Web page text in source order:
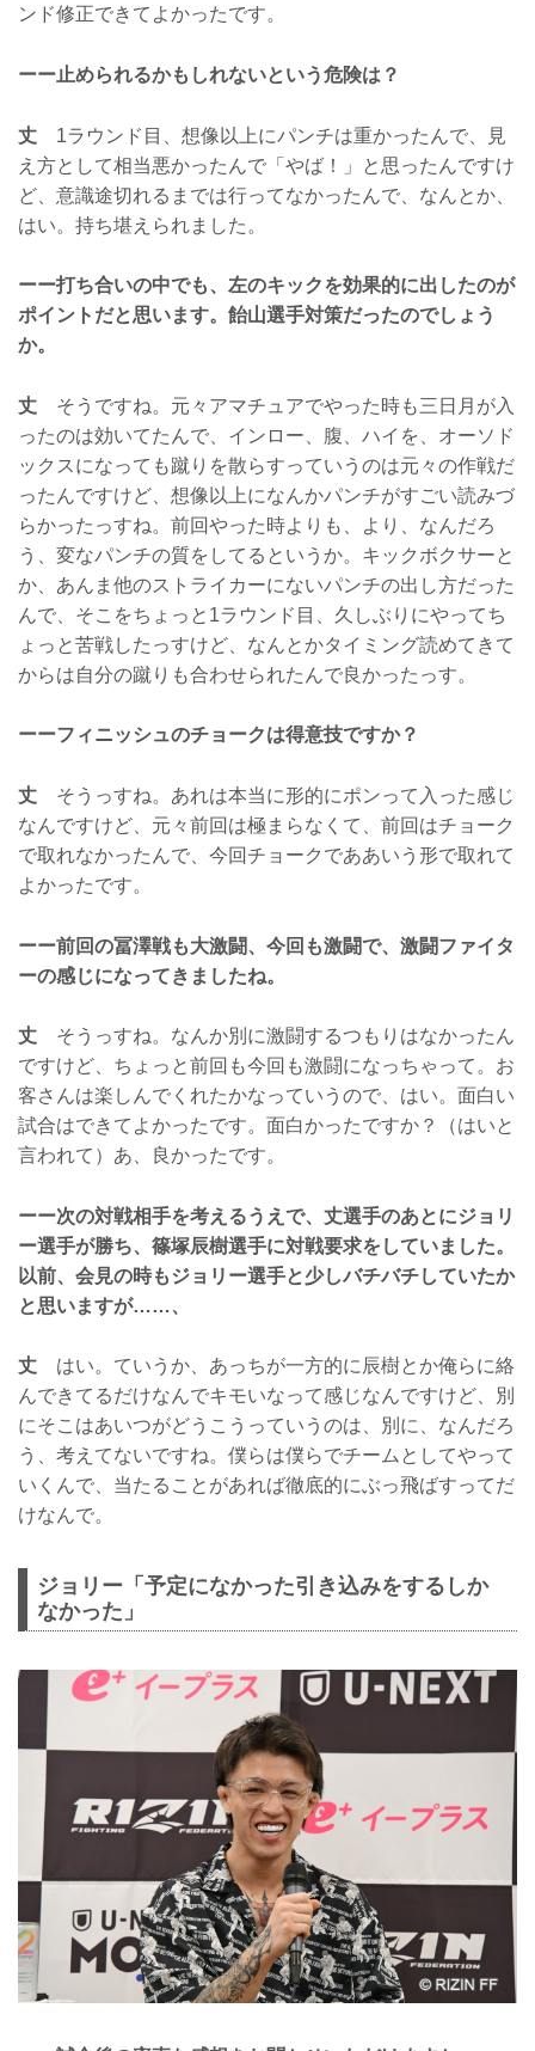
ンド修正できてよかったです。
ーー止められるかもしれないという危険は？
丈 1ラウンド目、想像以上にパンチは重かったんで、見
え方として相当悪かったんで「やば！」と思ったんですけ
ど、意識途切れるまでは行ってなかったんで、なんとか、
はい。持ち堪えられました。
ーー打ち合いの中でも、左のキックを効果的に出したのが
ポイントだと思います。飴山選手対策だったのでしょう
か。
丈 そうですね。元々アマチュアでやった時も三日月が入
ったのは効いてたんで、インロー、腹、ハイを、オーソド
ックスになっても蹴りを散らすっていうのは元々の作戦だ
ったんですけど、想像以上になんかパンチがすごい読みづ
らかったっすね。前回やった時よりも、より、なんだろ
う、変なパンチの質をしてるというか。キックボクサーと
か、あんま他のストライカーにないパンチの出し方だった
んで、そこをちょっと1ラウンド目、久しぶりにやってち
ょっと苦戦したっすけど、なんとかタイミング読めてきて
からは自分の蹴りも合わせられたんで良かったっす。
ーーフィニッシュのチョークは得意技ですか？
丈 そうっすね。あれは本当に形的にポンって入った感じ
なんですけど、元々前回は極まらなくて、前回はチョーク
で取れなかったんで、今回チョークでああいう形で取れて
よかったです。
ーー前回の冨澤戦も大激闘、今回も激闘で、激闘ファイタ
ーの感じになってきましたね。
丈 そうっすね。なんか別に激闘するつもりはなかったん
ですけど、ちょっと前回も今回も激闘になっちゃって。お
客さんは楽しんでくれたかなっていうので、はい。面白い
試合はできてよかったです。面白かったですか？（はいと
言われて）あ、良かったです。
ーー次の対戦相手を考えるうえで、丈選手のあとにジョリ
ー選手が勝ち、篠塚辰樹選手に対戦要求をしていました。
以前、会見の時もジョリー選手と少しバチバチしていたか
と思いますが……、
丈 はい。ていうか、あっちが一方的に辰樹とか俺らに絡
んできてるだけなんでキモいなって感じなんですけど、別
にそこはあいつがどうこうっていうのは、別に、なんだろ
う、考えてないですね。僕らは僕らでチームとしてやって
いくんで、当たることがあれば徹底的にぶっ飛ばすってだ
けなんで。
ジョリー「予定になかった引き込みをするしか
なかった」